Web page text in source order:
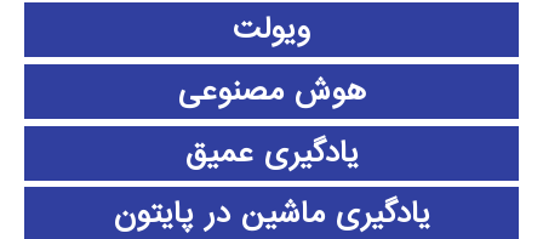
ویولت
هوش مصنوعی
یادگیری عمیق
یادگیری ماشین در پایتون